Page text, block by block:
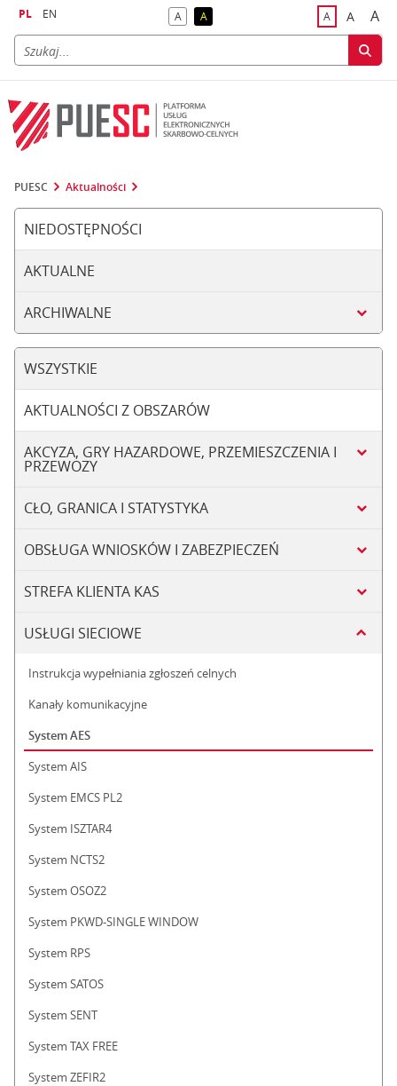
PL EN Akontrast domyślny
Akontrast żółty tekst na czarnym tle
Adomyślna
A A
PUESC Aktualności
NIEDOSTĘPNOŚCI
AKTUALNE
ARCHIWALNE
WSZYSTKIE
AKTUALNOŚCI Z OBSZARÓW
AKCYZA, GRY HAZARDOWE, PRZEMIESZCZENIA I
PRZEWOZY
CŁO, GRANICA I STATYSTYKA
OBSŁUGA WNIOSKÓW I ZABEZPIECZEŃ
STREFA KLIENTA KAS
USŁUGI SIECIOWE
Instrukcja wypełniania zgłoszeń celnych
Kanały komunikacyjne
System AES
System AIS
System EMCS PL2
System ISZTAR4
System NCTS2
System OSOZ2
System PKWD-SINGLE WINDOW
System RPS
System SATOS
System SENT
System TAX FREE
System ZEFIR2